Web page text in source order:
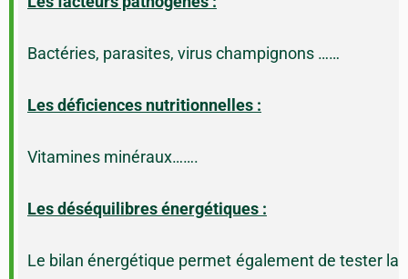
Bactéries, parasites, virus champignons ……
Les déficiences nutritionnelles :
Vitamines minéraux…….
Les déséquilibres énergétiques :
Le bilan énergétique permet également de tester la